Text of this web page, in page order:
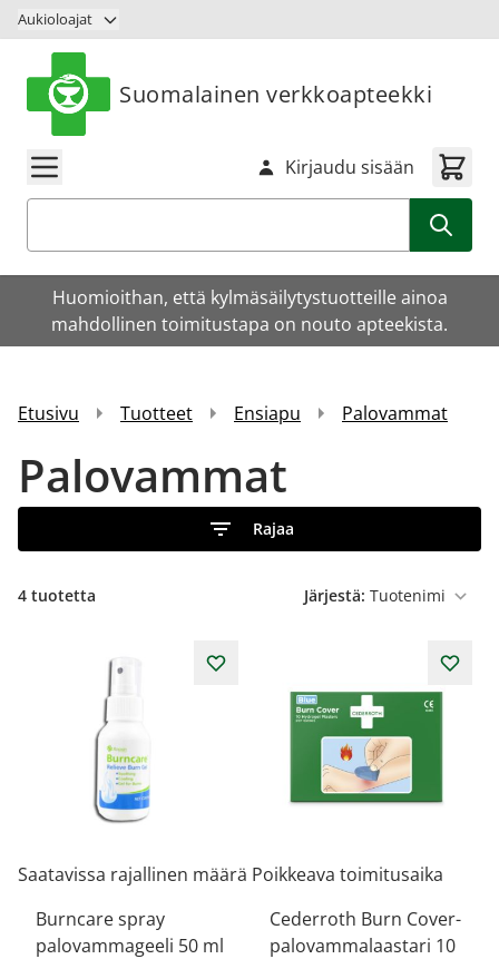
Siirry sisältöön
Aukioloajat
Suomalainen verkkoapteekki
Kirjaudu sisään
Huomioithan, että kylmäsäilytystuotteille ainoa
mahdollinen toimitustapa on nouto apteekista.
Etusivu Tuotteet Ensiapu Palovammat
Palovammat
Rajaa
4 tuotetta Järjestä:
Saatavissa rajallinen määrä
Burncare spray
palovammageeli 50 ml
Poikkeava toimitusaika
Cederroth Burn Cover-
palovammalaastari 10